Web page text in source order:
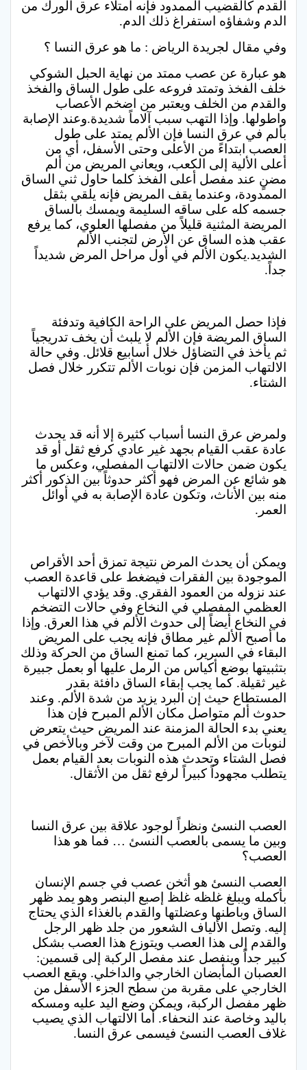
القدم كالقضيب الممدود فإنه امتلاء عرق الورك من
الدم وشفاؤه استفراغ ذلك الدم.
وفي مقال لجريدة الرياض : ما هو عرق النسا ؟
هو عبارة عن عصب ممتد من نهاية الحبل الشوكي
خلف الفخذ وتمتد فروعه على طول الساق والفخذ
والقدم من الخلف ويعتبر من اضخم الأعصاب
واطولها. وإذا التهب سبب آلاماً شديدة.وعند الإصابة
بألم في عرق النسا فإن الألم يمتد على طول
العصب ابتداءً من الأعلى وحتى الأسفل، أي من
أعلى الألية إلى الكعب، ويعاني المريض من ألم
مضنٍ عند مفصل أعلى الفخذ كلما حاول ثني الساق
الممدودة، وعندما يقف المريض فإنه يلقي بثقل
جسمه كله على ساقه السليمة ويمسك بالساق
المريضة المثنية قليلاً من مفصلها العلوي، كما يرفع
عقب هذه الساق عن الأرض لتجنب الألم
الشديد.يكون الألم في أول مراحل المرض شديداً
جداً.
فإذا حصل المريض على الراحة الكافية وتدفئة
الساق المريضة فإن الألم لا يلبث أن يخف تدريجياً
ثم يأخذ في التضاؤل خلال أسابيع قلائل. وفي حالة
الالتهاب المزمن فإن نوبات الألم تتكرر خلال فصل
الشتاء.
ولمرض عرق النسا أسباب كثيرة إلا أنه قد يحدث
عادة عقب القيام بجهد غير عادي كرفع ثقل أو قد
يكون ضمن حالات الالتهاب المفصلي، وعكس ما
هو شائع عن المرض فهو أكثر حدوثاً بين الذكور أكثر
منه بين الأناث، وتكون عادة الإصابة به في أوائل
العمر.
ويمكن أن يحدث المرض نتيجة تمزق أحد الأقراص
الموجودة بين الفقرات فيضغط على قاعدة العصب
عند نزوله من العمود الفقري. وقد يؤدي الالتهاب
العظمي المفصلي في النخاع وفي حالات التضخم
في النخاع أيضاً إلى حدوث الألم في هذا العرق. وإذا
ما أصبح الألم غير مطاق فإنه يجب على المريض
البقاء في السرير، كما تمنع الساق من الحركة وذلك
بتثبيتها بوضع أكياس من الرمل عليها أو بعمل جبيرة
غير ثقيلة. كما يجب إبقاء الساق دافئة بقدر
المستطاع حيث إن البرد يزيد من شدة الألم. وعند
حدوث ألم متواصل مكان الألم المبرح فإن هذا
يعني بدء الحالة المزمنة عند المريض حيث يتعرض
لنوبات من الألم المبرح من وقت لآخر وبالأخص في
فصل الشتاء وتحدث هذه النوبات بعد القيام بعمل
يتطلب مجهوداً كبيراً لرفع ثقل من الأثقال.
العصب النسئ ونظراً لوجود علاقة بين عرق النسا
وبين ما يسمى بالعصب النسئ … فما هو هذا
العصب؟
العصب النسئ هو أثخن عصب في جسم الإنسان
بأكمله ويبلغ غلظه غلظ إصبع البنصر وهو يمد ظهر
الساق وباطنها وعضلتها والقدم بالغذاء الذي يحتاج
إليه. وتصل الألياف الشعور من جلد ظهر الرجل
والقدم إلى هذا العصب ويتوزع هذا العصب بشكل
كبير جداً وينفصل عند مفصل الركبة إلى قسمين:
العصبان المأبضان الخارجي والداخلي. ويقع العصب
الخارجي على مقربة من سطح الجزء الأسفل من
ظهر مفصل الركبة، ويمكن وضع اليد عليه ومسكه
باليد وخاصة عند النحفاء. أما الالتهاب الذي يصيب
غلاف العصب النسئ فيسمى عرق النسا.